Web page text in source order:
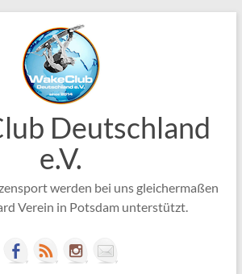
Deutschland
e.V.
werden bei uns gleichermaßen
Verein in Potsdam unterstützt.